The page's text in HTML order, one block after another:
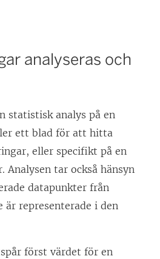
e
p
p
n
a
s
i
analyseras och
statistisk analys på en
ett blad för att hitta
eller specifikt på en
Analysen tar också hänsyn
datapunkter från
är representerade i den
först värdet för en